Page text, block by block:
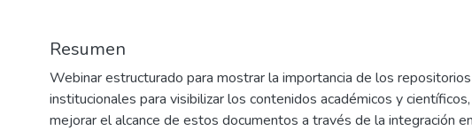
Resumen
Webinar estructurado para mostrar la importancia de los repositorios
institucionales para visibilizar los contenidos académicos y
mejorar el alcance de estos documentos a través de la integración